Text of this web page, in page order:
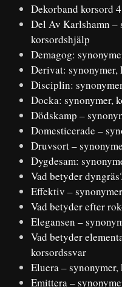
Dekorband korsord
Del Av Karlshamn –
korsordshjälp
Demagog:
Derivat:
Disciplin:
Docka: synonymer,
Dödskamp –
Domesticerade –
Druvsort –
Dygdesam:
Vad betyder
Effektiv –
Vad betyder efter
Elegansen –
Vad betyder
korsordssvar
Eluera –
Emittera –